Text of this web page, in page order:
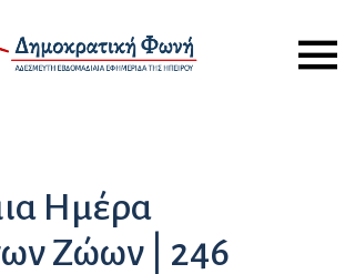
Menu
Ημέρα
Ζώων | 246